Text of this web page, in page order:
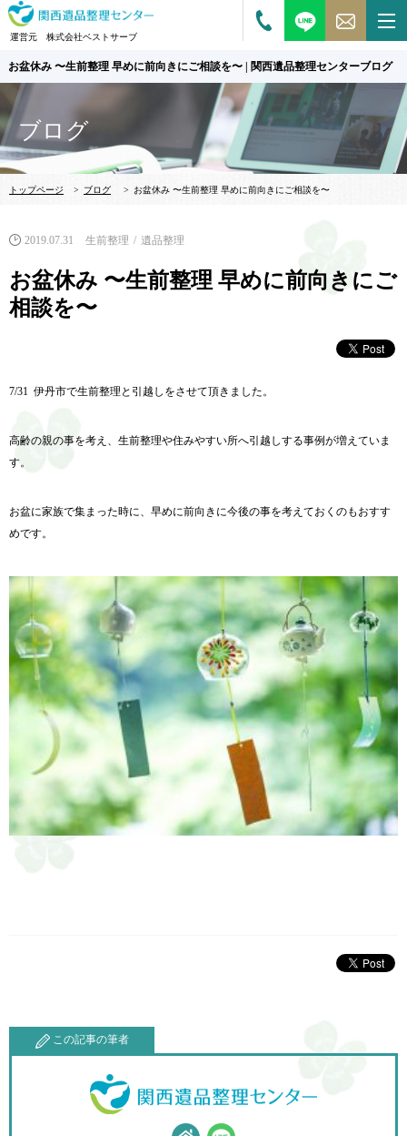
運営元 株式会社ベストサーブ
お盆休み 〜生前整理 早めに前向きにご相談を〜 | 関西遺品整理センターブログ
ブログ
トップページ > ブログ > お盆休み 〜生前整理 早めに前向きにご相談を〜
2019.07.31 生前整理 遺品整理
お盆休み 〜生前整理 早めに前向きにご
相談を〜
7/31 伊丹市で生前整理と引越しをさせて頂きました。
高齢の親の事を考え、生前整理や住みやすい所へ引越しする事例が増えていま
す。
お盆に家族で集まった時に、早めに前向きに今後の事を考えておくのもおすす
めです。
この記事の筆者